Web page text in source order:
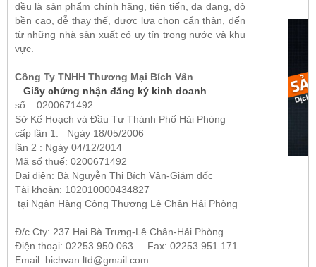
đều là sản phẩm chính hãng, tiên tiến, đa dạng, độ
bền cao, dễ thay thế, được lựa chọn cẩn thận, đến
từ những nhà sản xuất có uy tín trong nước và khu
vực.
Công Ty TNHH Thương Mại Bích Vân
Giấy chứng nhận đăng ký kinh doanh
số : 0200671492
Sở Kế Hoạch và Đầu Tư Thành Phố Hải Phòng
cấp lần 1: Ngày 18/05/2006
lần 2 : Ngày 04/12/2014
Mã số thuế: 0200671492
Đại diện: Bà Nguyễn Thị Bích Vân-Giám đốc
Tài khoản: 102010000434827
tại Ngân Hàng Công Thương Lê Chân Hải Phòng
Đ/c Cty: 237 Hai Bà Trưng-Lê Chân-Hải Phòng
Điện thoại: 02253 950 063 Fax: 02253 951 171
Email: bichvan.ltd@gmail.com